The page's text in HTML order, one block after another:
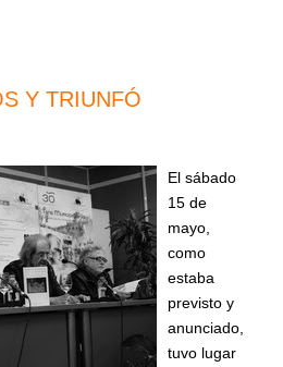
Y TRIUNFÓ
El sábado
15 de
mayo,
como
estaba
previsto y
anunciado,
tuvo lugar